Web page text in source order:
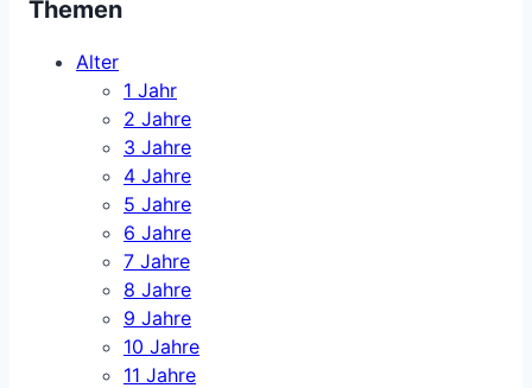
Themen
Alter
1 Jahr
2 Jahre
3 Jahre
4 Jahre
5 Jahre
6 Jahre
7 Jahre
8 Jahre
9 Jahre
10 Jahre
11 Jahre